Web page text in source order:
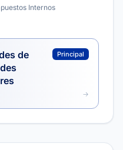
Internos
de
Principal